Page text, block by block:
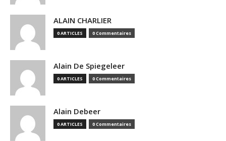
ALAIN CHARLIER
0 ARTICLES 0 Commentaires
Alain De Spiegeleer
0 ARTICLES 0 Commentaires
Alain Debeer
0 ARTICLES 0 Commentaires